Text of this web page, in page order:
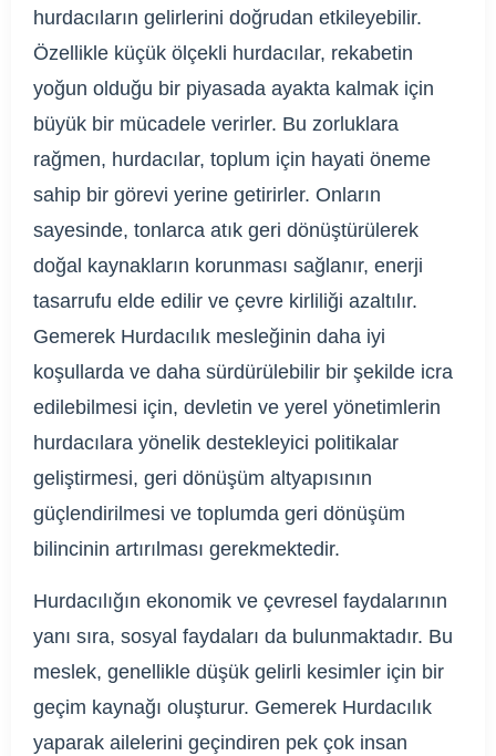
hurdacıların gelirlerini doğrudan etkileyebilir.
Özellikle küçük ölçekli hurdacılar, rekabetin
yoğun olduğu bir piyasada ayakta kalmak için
büyük bir mücadele verirler. Bu zorluklara
rağmen, hurdacılar, toplum için hayati öneme
sahip bir görevi yerine getirirler. Onların
sayesinde, tonlarca atık geri dönüştürülerek
doğal kaynakların korunması sağlanır, enerji
tasarrufu elde edilir ve çevre kirliliği azaltılır.
Gemerek Hurdacılık mesleğinin daha iyi
koşullarda ve daha sürdürülebilir bir şekilde icra
edilebilmesi için, devletin ve yerel yönetimlerin
hurdacılara yönelik destekleyici politikalar
geliştirmesi, geri dönüşüm altyapısının
güçlendirilmesi ve toplumda geri dönüşüm
bilincinin artırılması gerekmektedir.
Hurdacılığın ekonomik ve çevresel faydalarının
yanı sıra, sosyal faydaları da bulunmaktadır. Bu
meslek, genellikle düşük gelirli kesimler için bir
geçim kaynağı oluşturur. Gemerek Hurdacılık
yaparak ailelerini geçindiren pek çok insan